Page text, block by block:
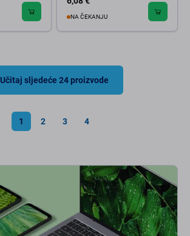
NA ČEKANJU
Učitaj sljedeće 24 proizvode
1 2 3 4